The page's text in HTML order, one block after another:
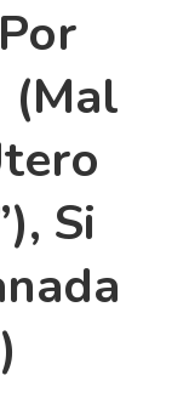
(mal
Si